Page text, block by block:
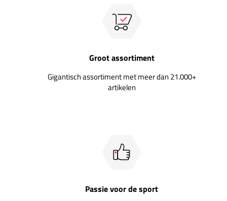
Groot assortiment
Gigantisch assortiment met meer dan 21.000+
artikelen
Passie voor de sport